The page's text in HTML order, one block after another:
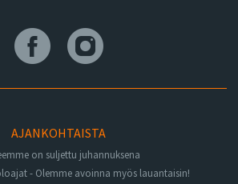
AJANKOHTAISTA
on suljettu juhannuksena
- Olemme avoinna myös lauantaisin!